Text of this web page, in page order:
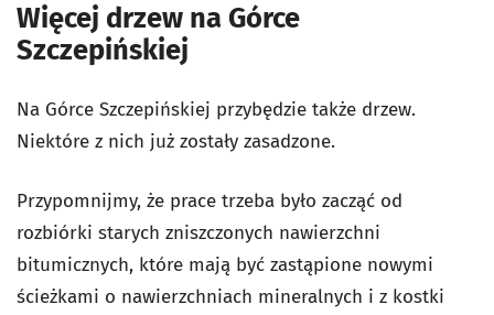
Więcej drzew na Górce
Szczepińskiej
Na Górce Szczepińskiej przybędzie także drzew.
Niektóre z nich już zostały zasadzone.
Przypomnijmy, że prace trzeba było zacząć od
rozbiórki starych zniszczonych nawierzchni
bitumicznych, które mają być zastąpione nowymi
ścieżkami o nawierzchniach mineralnych i z kostki